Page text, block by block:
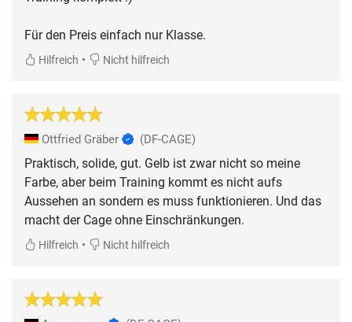
Für den Preis einfach nur Klasse.
Hilfreich • Nicht hilfreich
Ottfried Gräber (DF-CAGE)
Praktisch, solide, gut. Gelb ist zwar nicht so meine
Farbe, aber beim Training kommt es nicht aufs
Aussehen an sondern es muss funktionieren. Und das
macht der Cage ohne Einschränkungen.
Hilfreich • Nicht hilfreich